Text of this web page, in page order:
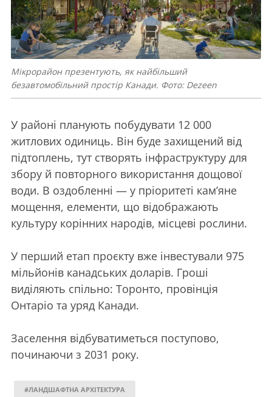
Мікрорайон презентують, як найбільший
безавтомобільний простір Канади. Фото: Dezeen
У районі планують побудувати 12 000
житлових одиниць. Він буде захищений від
підтоплень, тут створять інфраструктуру для
збору й повторного використання дощової
води. В оздобленні — у пріоритеті кам’яне
мощення, елементи, що відображають
культуру корінних народів, місцеві рослини.
У перший етап проєкту вже інвестували 975
мільйонів канадських доларів. Гроші
виділяють спільно: Торонто, провінція
Онтаріо та уряд Канади.
Заселення відбуватиметься поступово,
починаючи з 2031 року.
#ЛАНДШАФТНА АРХІТЕКТУРА